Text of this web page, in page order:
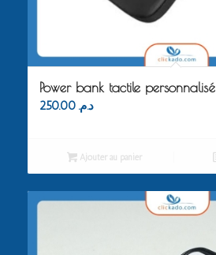
Power bank tactile personnalisé
د.م. 250.00
Ajouter au panier